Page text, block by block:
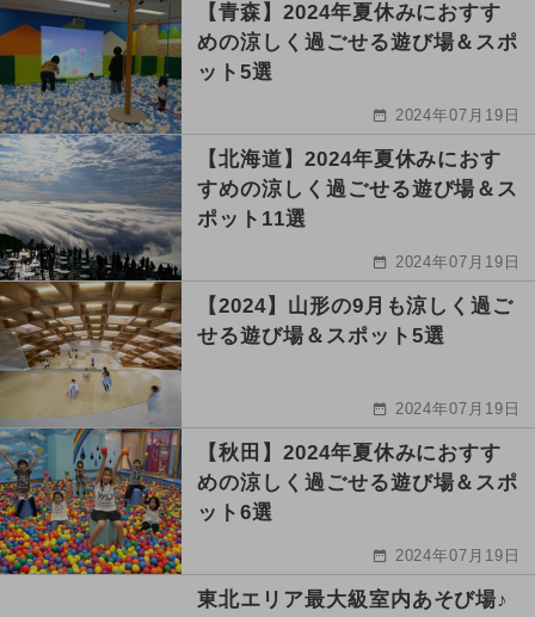
【青森】2024年夏休みにおすす
めの涼しく過ごせる遊び場＆スポ
ット5選
2024年07月19日
【北海道】2024年夏休みにおす
すめの涼しく過ごせる遊び場＆ス
ポット11選
2024年07月19日
【2024】山形の9月も涼しく過ご
せる遊び場＆スポット5選
2024年07月19日
【秋田】2024年夏休みにおすす
めの涼しく過ごせる遊び場＆スポ
ット6選
2024年07月19日
東北エリア最大級室内あそび場♪